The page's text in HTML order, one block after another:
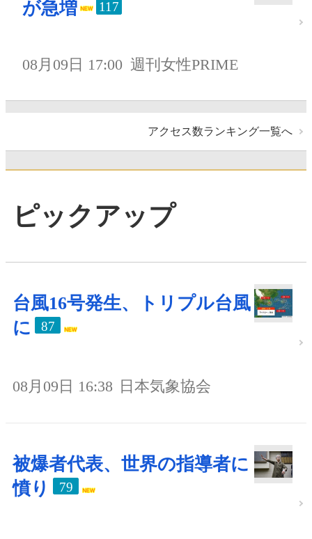
が急増 117
08月09日 17:00 週刊女性PRIME
アクセス数ランキング一覧へ
ピックアップ
台風16号発生、トリプル台風
に
87
08月09日 16:38 日本気象協会
被爆者代表、世界の指導者に
憤り
79